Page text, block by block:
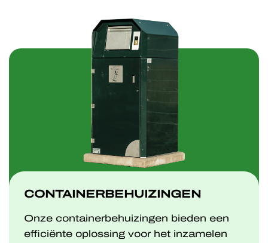
CONTAINERBEHUIZINGEN
Onze containerbehuizingen bieden een
efficiënte oplossing voor het inzamelen